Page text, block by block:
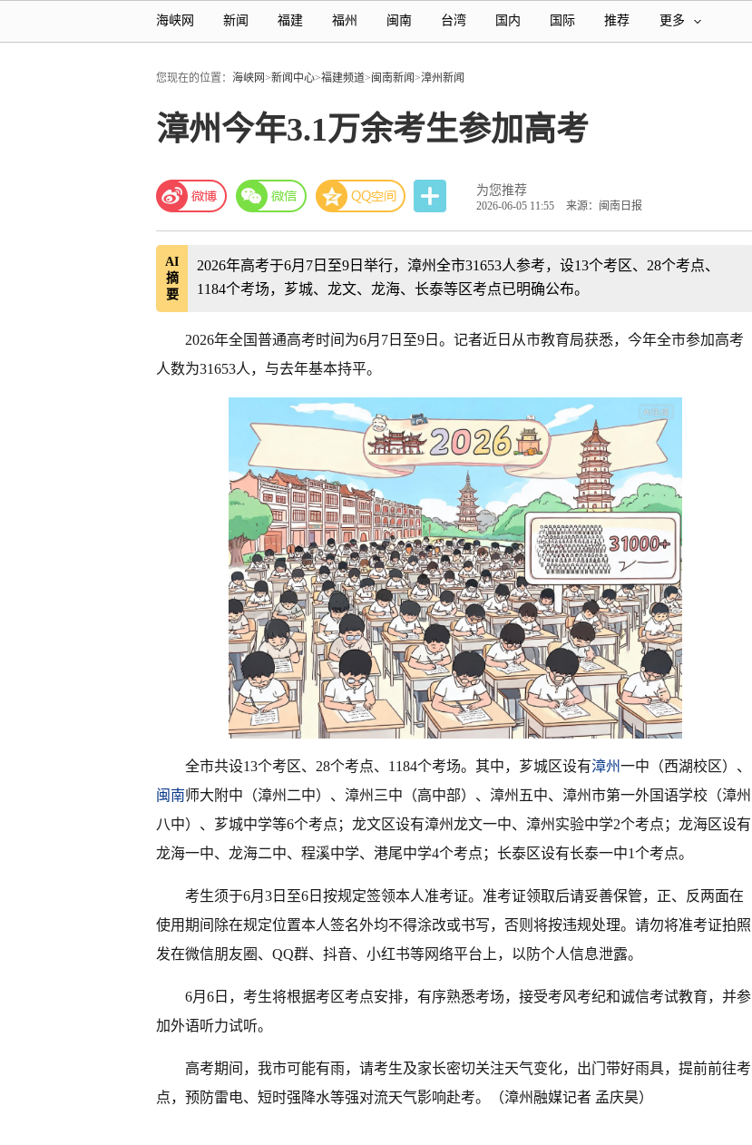
海峡网 新闻 福建 福州 闽南 台湾 国内 国际 推荐 更多
您现在的位置： 海峡网>新闻中心>福建频道>闽南新闻>漳州新闻
漳州今年3.1万余考生参加高考
为您推荐
2026-06-05 11:55 来源：闽南日报
AI
摘
要
2026年高考于6月7日至9日举行，漳州全市31653人参考，设13个考区、28个考点、
1184个考场，芗城、龙文、龙海、长泰等区考点已明确公布。
2026年全国普通高考时间为6月7日至9日。记者近日从市教育局获悉，今年全市参加高考
人数为31653人，与去年基本持平。
全市共设13个考区、28个考点、1184个考场。其中，芗城区设有漳州一中（西湖校区）、
闽南师大附中（漳州二中）、漳州三中（高中部）、漳州五中、漳州市第一外国语学校（漳州
八中）、芗城中学等6个考点；龙文区设有漳州龙文一中、漳州实验中学2个考点；龙海区设有
龙海一中、龙海二中、程溪中学、港尾中学4个考点；长泰区设有长泰一中1个考点。
考生须于6月3日至6日按规定签领本人准考证。准考证领取后请妥善保管，正、反两面在
使用期间除在规定位置本人签名外均不得涂改或书写，否则将按违规处理。请勿将准考证拍照
发在微信朋友圈、QQ群、抖音、小红书等网络平台上，以防个人信息泄露。
6月6日，考生将根据考区考点安排，有序熟悉考场，接受考风考纪和诚信考试教育，并参
加外语听力试听。
高考期间，我市可能有雨，请考生及家长密切关注天气变化，出门带好雨具，提前前往考
点，预防雷电、短时强降水等强对流天气影响赴考。（漳州融媒记者 孟庆昊）